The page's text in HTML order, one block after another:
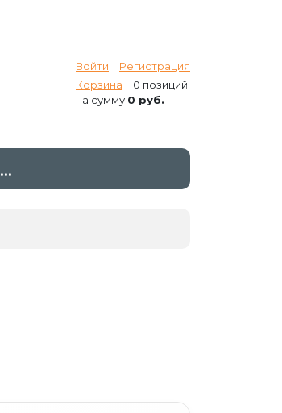
Войти
Регистрация
Корзина
0 позиций
на сумму 0 руб.
...